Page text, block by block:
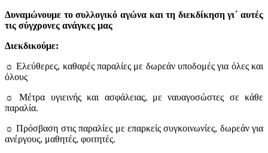
Δυναμώνουμε το συλλογικό αγώνα και τη διεκδίκηση γι΄ αυτές
τις σύγχρονες ανάγκες μας
Διεκδικούμε:
☼ Ελεύθερες, καθαρές παραλίες με δωρεάν υποδομές για όλες και
όλους
☼ Μέτρα υγιεινής και ασφάλειας, με ναυαγοσώστες σε κάθε
παραλία.
☼ Πρόσβαση στις παραλίες με επαρκείς συγκοινωνίες, δωρεάν για
ανέργους, μαθητές, φοιτητές.